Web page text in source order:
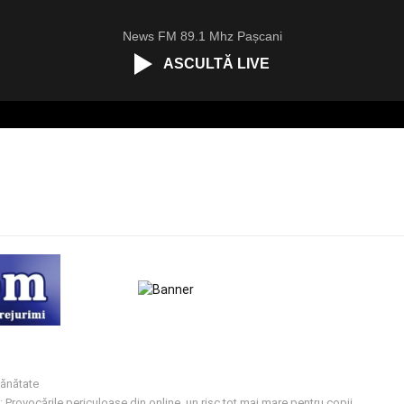
News FM 89.1 Mhz Pașcani
ASCULTĂ LIVE